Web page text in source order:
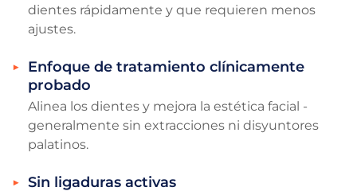
dientes rápidamente y que requieren menos
ajustes.
Enfoque de tratamiento clínicamente
probado
Alinea los dientes y mejora la estética facial -
generalmente sin extracciones ni disyuntores
palatinos.
Sin ligaduras activas